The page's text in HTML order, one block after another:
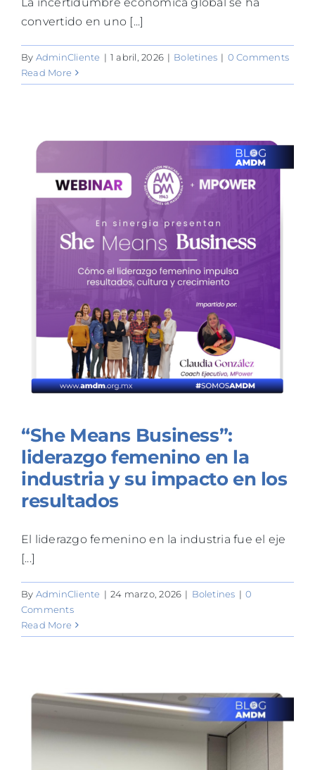
convertido en uno [...]
By AdminCliente | 1 abril, 2026 | Boletines | 0 Comments
Read More
“She Means Business”:
liderazgo femenino en la
industria y su impacto en los
resultados
El liderazgo femenino en la industria fue el eje
[...]
By AdminCliente | 24 marzo, 2026 | Boletines | 0
Comments
Read More